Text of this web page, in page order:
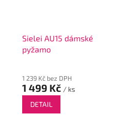
Sielei AU15 dámské
pyžamo
1 239 Kč bez DPH
1 499 Kč / ks
DETAIL